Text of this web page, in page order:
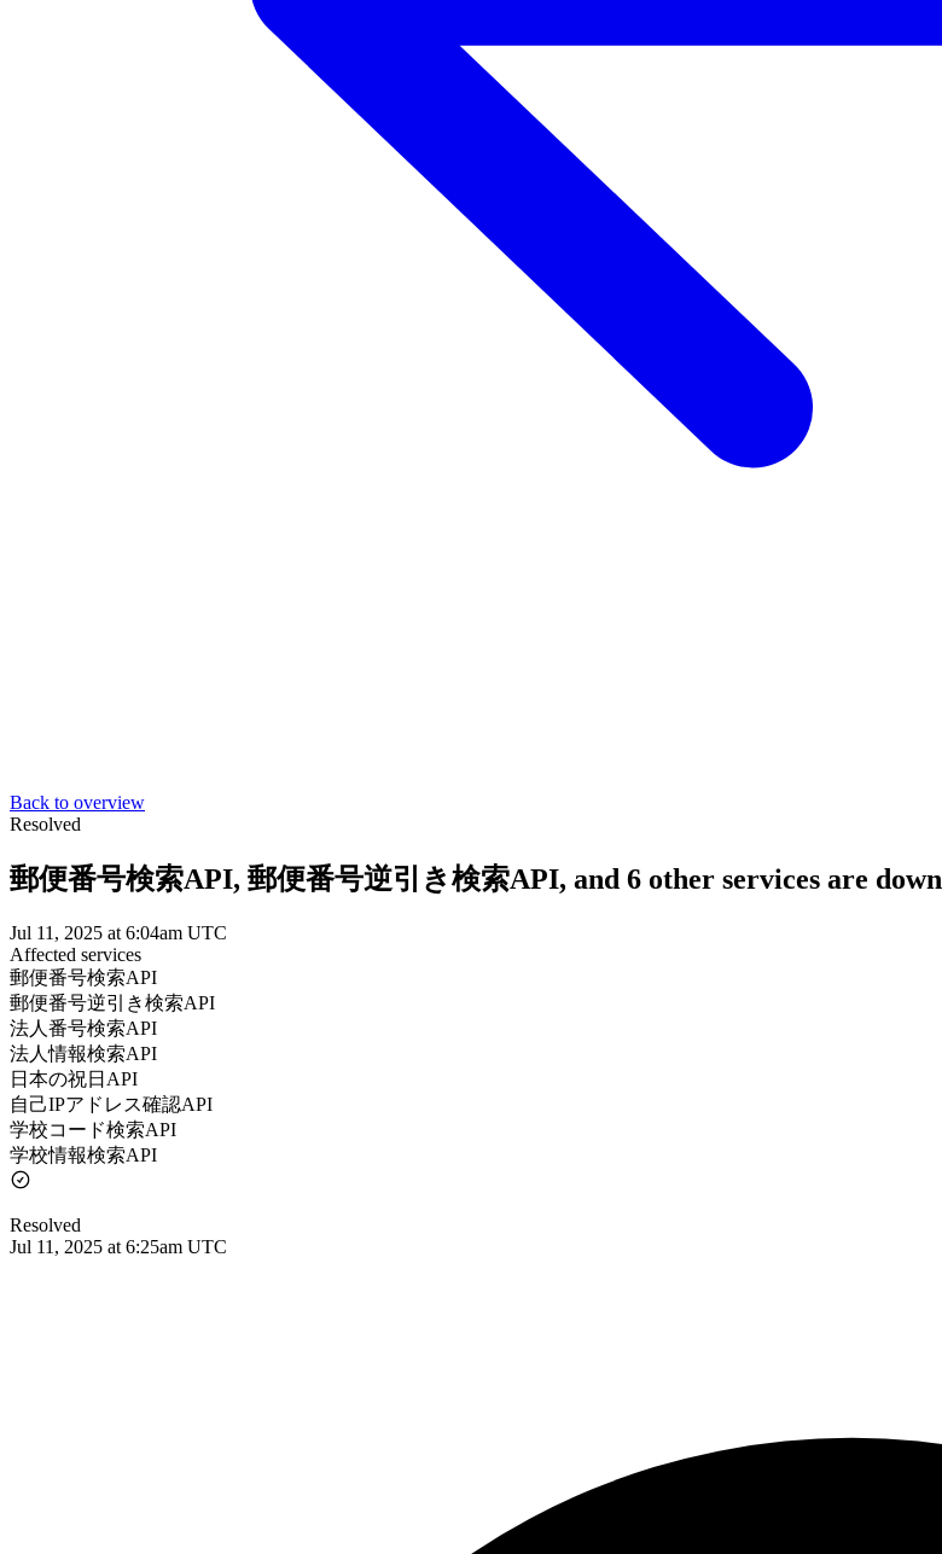
Back to overview
Resolved
郵便番号検索API, 郵便番号逆引き検索API, and 6 other services are down
Jul 11, 2025 at 6:04am UTC
Affected services
郵便番号検索API
郵便番号逆引き検索API
法人番号検索API
法人情報検索API
日本の祝日API
自己IPアドレス確認API
学校コード検索API
学校情報検索API
Resolved
Jul 11, 2025 at 6:25am UTC